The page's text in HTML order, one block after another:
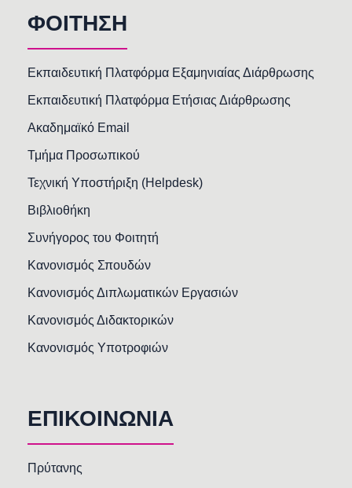
ΦΟΙΤΗΣΗ
Εκπαιδευτική Πλατφόρμα Εξαμηνιαίας Διάρθρωσης
Εκπαιδευτική Πλατφόρμα Ετήσιας Διάρθρωσης
Ακαδημαϊκό Email
Τμήμα Προσωπικού
Τεχνική Υποστήριξη (Helpdesk)
Βιβλιοθήκη
Συνήγορος του Φοιτητή
Κανονισμός Σπουδών
Κανονισμός Διπλωματικών Εργασιών
Κανονισμός Διδακτορικών
Κανονισμός Υποτροφιών
ΕΠΙΚΟΙΝΩΝΙΑ
Πρύτανης